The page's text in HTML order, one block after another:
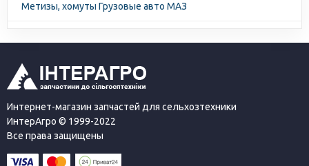
Метизы, хомуты Грузовые авто МАЗ
Интернет-магазин запчастей для сельхозтехники
ИнтерАгро © 1999-2022
Все права защищены